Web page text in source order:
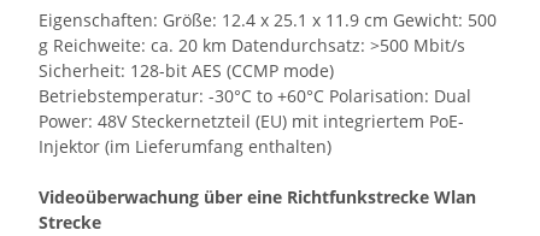
Eigenschaften: Größe: 12.4 x 25.1 x 11.9 cm Gewicht: 500
g Reichweite: ca. 20 km Datendurchsatz: >500 Mbit/s
Sicherheit: 128-bit AES (CCMP mode)
Betriebstemperatur: -30°C to +60°C Polarisation: Dual
Power: 48V Steckernetzteil (EU) mit integriertem PoE-
Injektor (im Lieferumfang enthalten)
Videoüberwachung über eine Richtfunkstrecke Wlan
Strecke